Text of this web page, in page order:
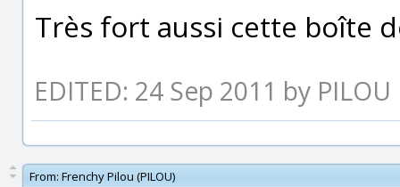
Très fort aussi cette boîte
EDITED: 24 Sep 2011 by PILOU
From: Frenchy Pilou (PILOU)